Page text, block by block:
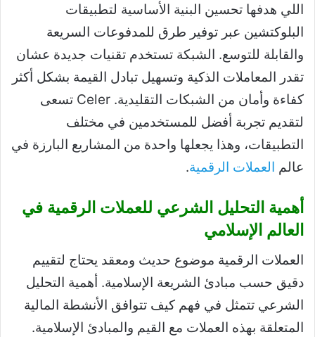
اللي هدفها تحسين البنية الأساسية لتطبيقات
البلوكتشين عبر توفير طرق للمدفوعات السريعة
والقابلة للتوسع. الشبكة تستخدم تقنيات جديدة عشان
تقدر المعاملات الذكية وتسهيل تبادل القيمة بشكل أكثر
كفاءة وأمان من الشبكات التقليدية. Celer تسعى
لتقديم تجربة أفضل للمستخدمين في مختلف
التطبيقات، وهذا يجعلها واحدة من المشاريع البارزة في
عالم العملات الرقمية.
أهمية التحليل الشرعي للعملات الرقمية في
العالم الإسلامي
العملات الرقمية موضوع حديث ومعقد يحتاج لتقييم
دقيق حسب مبادئ الشريعة الإسلامية. أهمية التحليل
الشرعي تتمثل في فهم كيف تتوافق الأنشطة المالية
المتعلقة بهذه العملات مع القيم والمبادئ الإسلامية.